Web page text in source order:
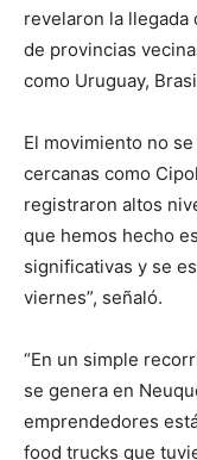
revelaron la
de provincias
como Uruguay,
El movimiento no
cercanas como
registraron altos
que hemos hecho
significativas y se
viernes”, señaló.
“En un simple
se genera en
emprendedores
food trucks que